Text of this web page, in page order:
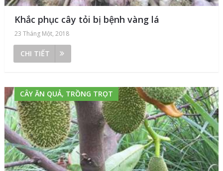
Khắc phục cây tỏi bị bệnh vàng lá
23 Tháng Một, 2018
CHI TIẾT
CÂY ĂN QUẢ, TRỒNG TRỌT